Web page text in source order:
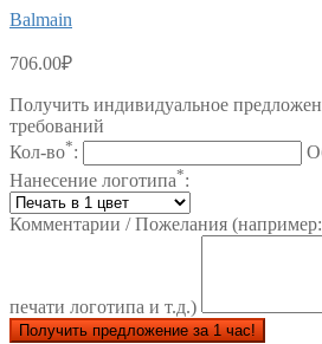
Balmain
706.00₽
Получить индивидуальное
требований
Кол-во*:
Нанесение логотипа*:
Комментарии / Пожелания (например:
печати логотипа и т.д.)
Получить предложение за 1 час!